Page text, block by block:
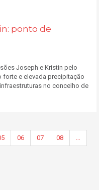
ponto de
Joseph e Kristin pelo
forte e elevada precipitação
no concelho de
06 07 08 …